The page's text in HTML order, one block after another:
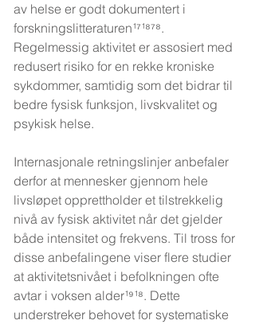
av helse er godt dokumentert i
forskningslitteraturen¹⁷¹⁸⁷⁸.
Regelmessig aktivitet er assosiert med
redusert risiko for en rekke kroniske
sykdommer, samtidig som det bidrar til
bedre fysisk funksjon, livskvalitet og
psykisk helse.
Internasjonale retningslinjer anbefaler
derfor at mennesker gjennom hele
livsløpet opprettholder et tilstrekkelig
nivå av fysisk aktivitet når det gjelder
både intensitet og frekvens. Til tross for
disse anbefalingene viser flere studier
at aktivitetsnivået i befolkningen ofte
avtar i voksen alder¹⁹¹⁸. Dette
understreker behovet for systematiske